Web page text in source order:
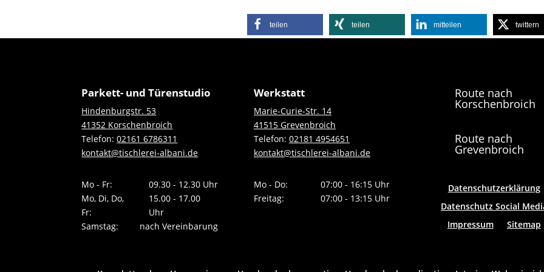
teilen teilen mitteilen twittern
Parkett- und Türenstudio
Hindenburgstr. 53
41352 Korschenbroich
Telefon:02161 6786311
kontakt@tischlerei-albani.de
Mo - Fr:
09.30 - 12.30 Uhr
Mo, Di, Do,
Fr:
15.00 - 17.00
Uhr
Samstag:
nach Vereinbarung
Werkstatt
Marie-Curie-Str. 14
41515 Grevenbroich
Telefon: 02181 4954651
kontakt@tischlerei-albani.de
Mo - Do:
07:00 - 16:15 Uhr
Freitag:
07:00 - 13:15 Uhr
Route nach
Korschenbroich
Route nach
Grevenbroich
Datenschutzerklärung
Datenschutz Social
Impressum
Sitemap